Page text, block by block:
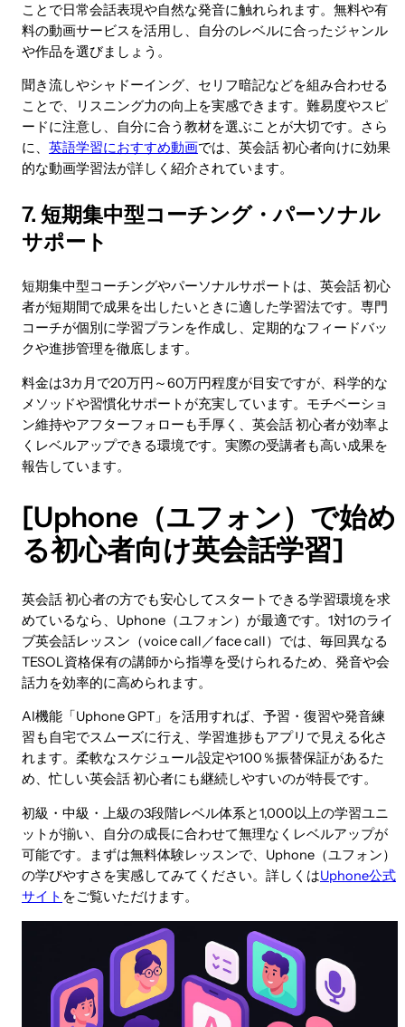
ことで日常会話表現や自然な発音に触れられます。無料や有
料の動画サービスを活用し、自分のレベルに合ったジャンル
や作品を選びましょう。
聞き流しやシャドーイング、セリフ暗記などを組み合わせる
ことで、リスニング力の向上を実感できます。難易度やスピ
ードに注意し、自分に合う教材を選ぶことが大切です。さら
に、 英語学習におすすめ動画では、英会話 初心者向けに効果
的な動画学習法が詳しく紹介されています。
7. 短期集中型コーチング・パーソナル
サポート
短期集中型コーチングやパーソナルサポートは、英会話 初心
者が短期間で成果を出したいときに適した学習法です。専門
コーチが個別に学習プランを作成し、定期的なフィードバッ
クや進捗管理を徹底します。
料金は3カ月で20万円～60万円程度が目安ですが、科学的な
メソッドや習慣化サポートが充実しています。モチベーショ
ン維持やアフターフォローも手厚く、英会話 初心者が効率よ
くレベルアップできる環境です。実際の受講者も高い成果を
報告しています。
[Uphone（ユフォン）で始め
る初心者向け英会話学習]
英会話 初心者の方でも安心してスタートできる学習環境を求
めているなら、Uphone（ユフォン）が最適です。1対1のライ
ブ英会話レッスン（voice call／face call）では、毎回異なる
TESOL資格保有の講師から指導を受けられるため、発音や会
話力を効率的に高められます。
AI機能「Uphone GPT」を活用すれば、予習・復習や発音練
習も自宅でスムーズに行え、学習進捗もアプリで見える化さ
れます。柔軟なスケジュール設定や100％振替保証があるた
め、忙しい英会話 初心者にも継続しやすいのが特長です。
初級・中級・上級の3段階レベル体系と1,000以上の学習ユニ
ットが揃い、自分の成長に合わせて無理なくレベルアップが
可能です。まずは無料体験レッスンで、Uphone（ユフォン）
の学びやすさを実感してみてください。詳しくはUphone公式
サイト をご覧いただけます。